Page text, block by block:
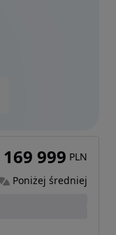
169 999 PLN
Poniżej średniej